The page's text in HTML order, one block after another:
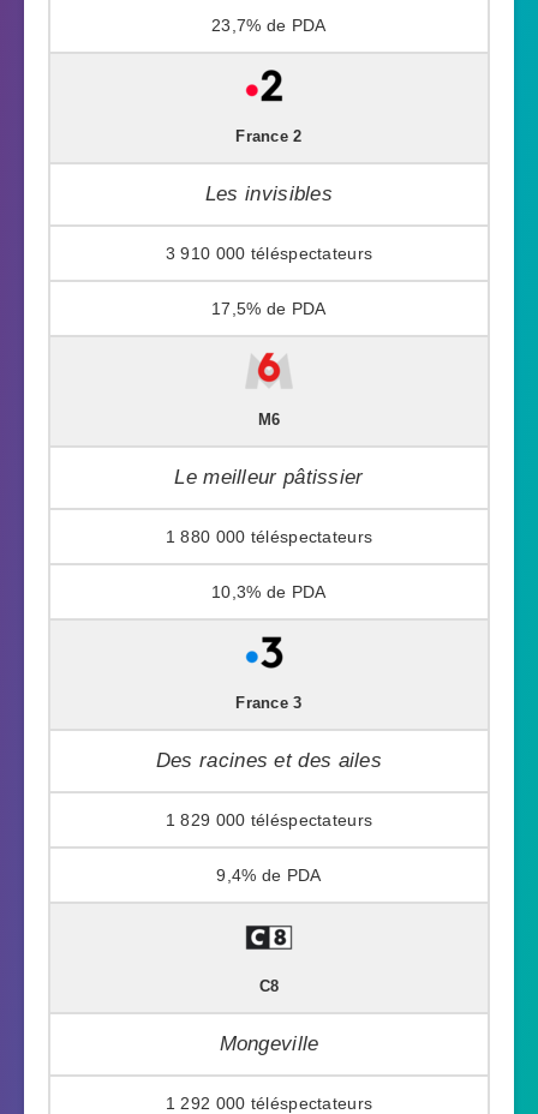
23,7%
France 2
Les invisibles
3 910 000
17,5%
M6
Le meilleur pâtissier
1 880 000
10,3%
France 3
Des racines et des ailes
1 829 000
9,4%
C8
Mongeville
1 292 000